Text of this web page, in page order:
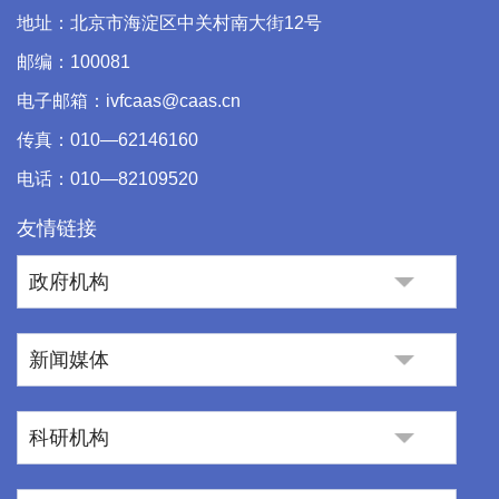
地址：北京市海淀区中关村南大街12号
邮编：100081
电子邮箱：ivfcaas@caas.cn
传真：010—62146160
电话：010—82109520
友情链接
政府机构
新闻媒体
科研机构